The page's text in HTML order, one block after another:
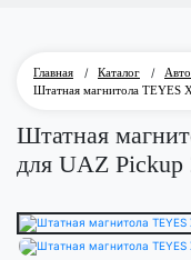
Главная / Каталог /
Штатная магнитола TEYES
Штатная
для UAZ Pickup